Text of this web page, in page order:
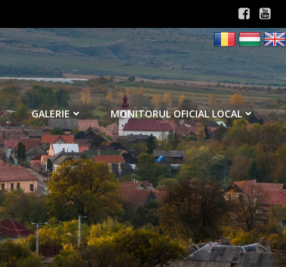
GALERIE MONITORUL OFICIAL LOCAL